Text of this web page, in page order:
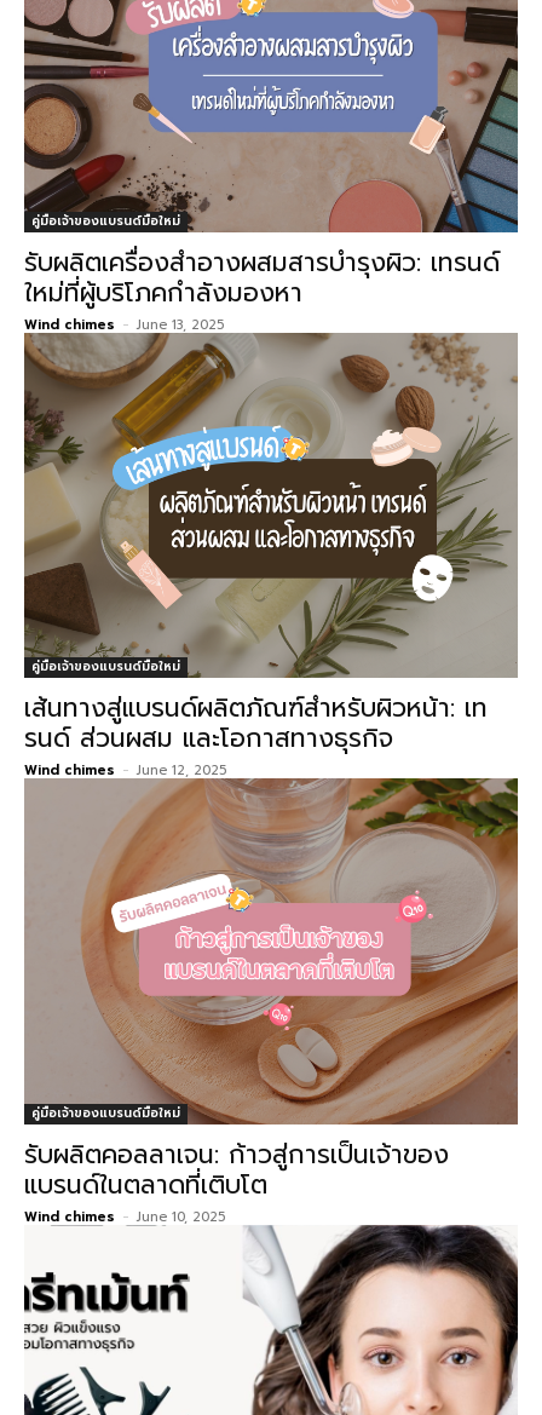
คู่มือเจ้าของแบรนด์มือใหม่
รับผลิตเครื่องสำอางผสมสารบำรุงผิว: เทรนด์
ใหม่ที่ผู้บริโภคกำลังมองหา
Wind chimes - June 13, 2025
คู่มือเจ้าของแบรนด์มือใหม่
เส้นทางสู่แบรนด์ผลิตภัณฑ์สำหรับผิวหน้า: เท
รนด์ ส่วนผสม และโอกาสทางธุรกิจ
Wind chimes - June 12, 2025
คู่มือเจ้าของแบรนด์มือใหม่
รับผลิตคอลลาเจน: ก้าวสู่การเป็นเจ้าของ
แบรนด์ในตลาดที่เติบโต
Wind chimes - June 10, 2025